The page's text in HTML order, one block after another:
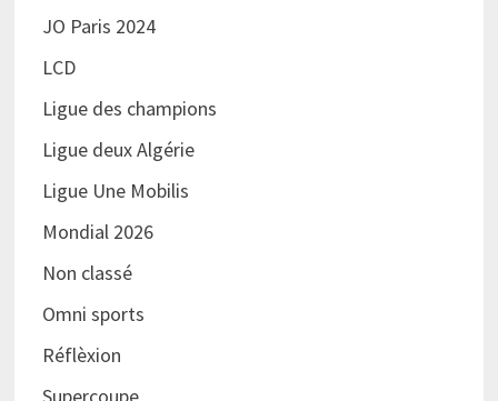
JO Paris 2024
LCD
Ligue des champions
Ligue deux Algérie
Ligue Une Mobilis
Mondial 2026
Non classé
Omni sports
Réflèxion